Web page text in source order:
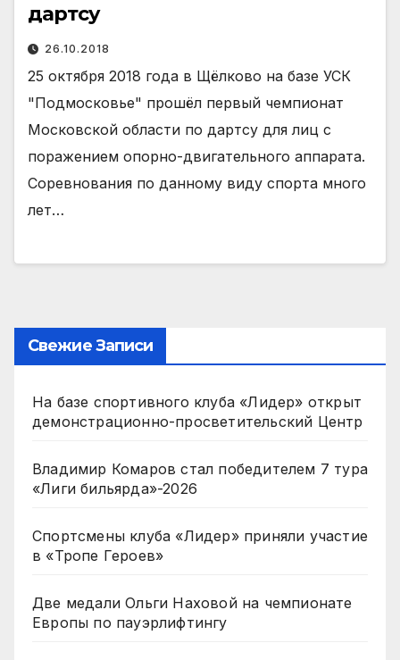
дартсу
26.10.2018
25 октября 2018 года в Щёлково на базе УСК
"Подмосковье" прошёл первый чемпионат
Московской области по дартсу для лиц с
поражением опорно-двигательного аппарата.
Соревнования по данному виду спорта много
лет…
Свежие Записи
На базе спортивного клуба «Лидер» открыт
демонстрационно-просветительский Центр
Владимир Комаров стал победителем 7 тура
«Лиги бильярда»-2026
Спортсмены клуба «Лидер» приняли участие
в «Тропе Героев»
Две медали Ольги Наховой на чемпионате
Европы по пауэрлифтингу